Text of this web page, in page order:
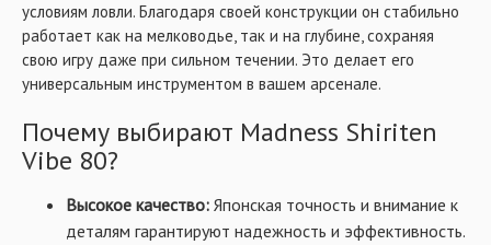
условиям ловли. Благодаря своей конструкции он стабильно
работает как на мелководье, так и на глубине, сохраняя
свою игру даже при сильном течении. Это делает его
универсальным инструментом в вашем арсенале.
Почему выбирают Madness Shiriten
Vibe 80?
Высокое качество: Японская точность и внимание к
деталям гарантируют надежность и эффективность.